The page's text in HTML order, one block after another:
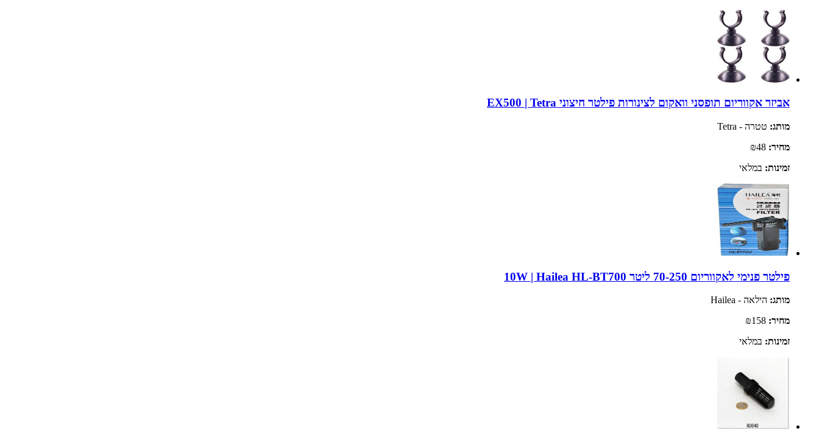
אביזר אקווריום תופסני וואקום לצינורות פילטר חיצוני EX500 | Tetra
מותג: טטרה - Tetra
מחיר:
זמינות: במלאי
פילטר פנימי לאקווריום 70-250 ליטר 10W | Hailea HL-BT700
מותג: הילאה - Hailea
מחיר:
זמינות: במלאי